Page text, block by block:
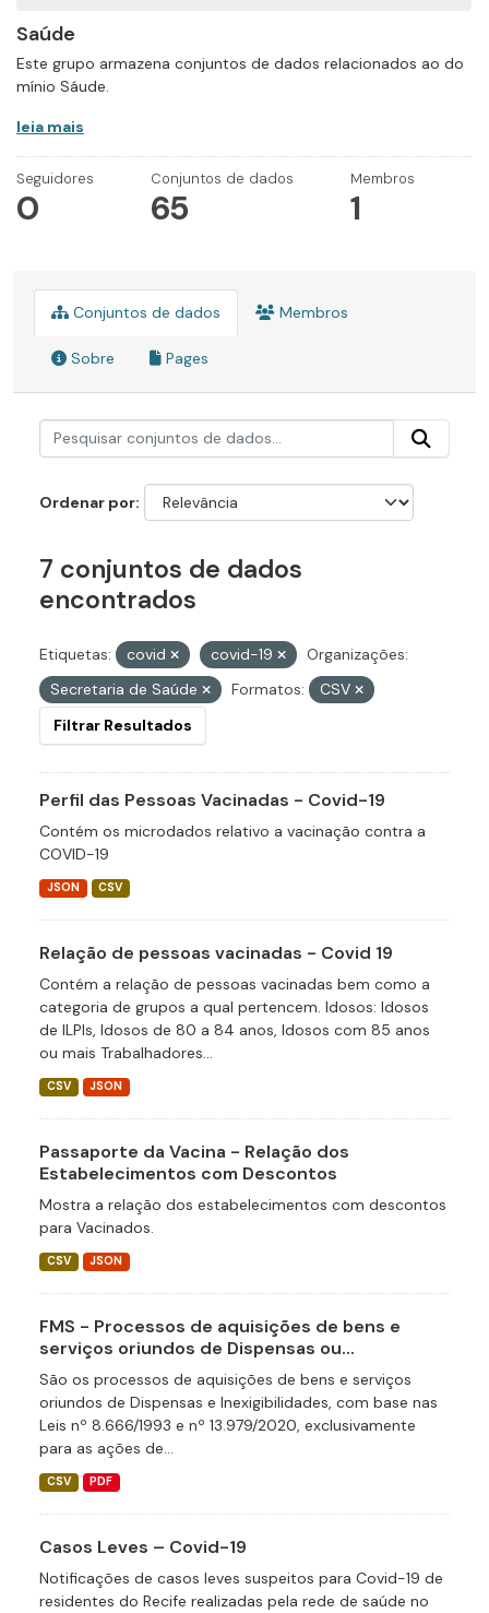
Saúde
Este grupo armazena conjuntos de dados relacionados ao do
mínio Sáude.
leia mais
Seguidores
0
Conjuntos de dados
65
Membros
1
Conjuntos de dados Membros
Sobre Pages
Ordenar por
7 conjuntos de dados
encontrados
Etiquetas: covid covid-19
Organizações:
Secretaria de Saúde
Formatos:
CSV
Filtrar Resultados
Perfil das Pessoas Vacinadas - Covid-19
Contém os microdados relativo a vacinação contra a
COVID-19
JSON CSV
Relação de pessoas vacinadas - Covid 19
Contém a relação de pessoas vacinadas bem como a
categoria de grupos a qual pertencem. Idosos: Idosos
de ILPIs, Idosos de 80 a 84 anos, Idosos com 85 anos
ou mais Trabalhadores...
CSV JSON
Passaporte da Vacina - Relação dos
Estabelecimentos com Descontos
Mostra a relação dos estabelecimentos com descontos
para Vacinados.
CSV JSON
FMS - Processos de aquisições de bens e
serviços oriundos de Dispensas ou...
São os processos de aquisições de bens e serviços
oriundos de Dispensas e Inexigibilidades, com base nas
Leis nº 8.666/1993 e nº 13.979/2020, exclusivamente
para as ações de...
CSV PDF
Casos Leves – Covid-19
Notificações de casos leves suspeitos para Covid-19 de
residentes do Recife realizadas pela rede de saúde no